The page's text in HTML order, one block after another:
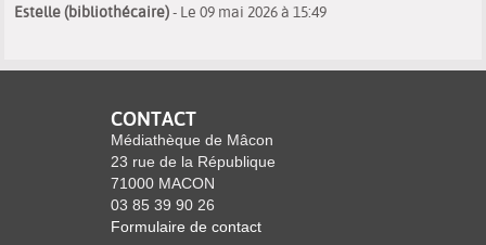
Estelle (bibliothécaire)- Le 09 mai 2026 à 15:49
CONTACT
Médiathèque de Mâcon
23 rue de la République
71000 MACON
03 85 39 90 26
Formulaire de contact